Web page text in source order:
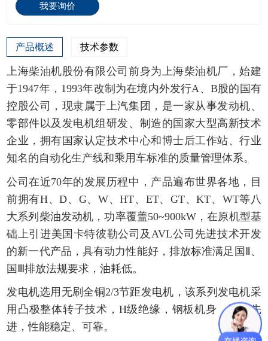
我要询价
产品概述 技术参数
上海柴油机股份有限公司前身为上海柴油机厂，始建
于1947年，1993年改制为在境内外发行A、B股的国有
控股公司，现隶属于上汽集团，是一家从事发动机、
零部件以及发电机组研发、制造的国家大型高新技术
企业，拥有国家认定技术中心和博士后工作站、行业
知名的自动化生产线和乘用车标准的质量管理体系。
公司在近70年的发展历程中，产品遍布世界各地，目
前拥有H、D、G、W、HT、ET、GT、KT、WT等八
大系列柴油发动机，功率覆盖50~900kW，在原机型基
础上引进美国卡特彼勒公司及AVL公司先进技术开发
的新一代产品，具有动力性能好，排放标准满足国Ⅱ、
国Ⅲ排放法规要求，油耗低。
发电机选用无刷全铜2/3节距发电机，该系列发电机采
用凸极整体转子技术，H级绝缘，钢板机身，性能先
进，性能稳定、可靠。